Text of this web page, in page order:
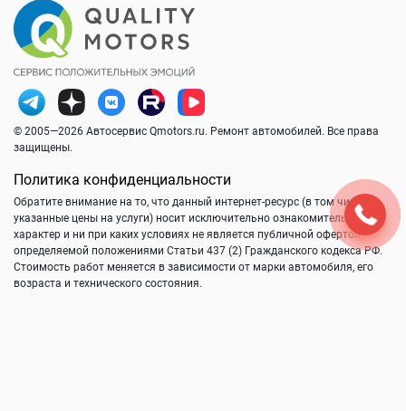
© 2005—2026 Автосервис Qmotors.ru. Ремонт автомобилей. Все права
защищены.
Политика конфиденциальности
Обратите внимание на то, что данный интернет-ресурс (в том числе
указанные цены на услуги) носит исключительно ознакомительный
характер и ни при каких условиях не является публичной офертой,
определяемой положениями Статьи 437 (2) Гражданского кодекса РФ.
Стоимость работ меняется в зависимости от марки автомобиля, его
возраста и технического состояния.